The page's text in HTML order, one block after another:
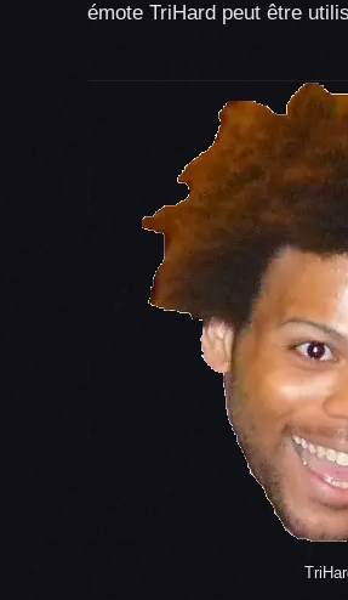
émote TriHard peut être